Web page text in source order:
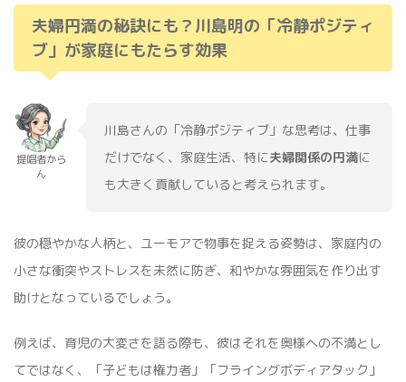
夫婦円満の秘訣にも？川島明の「冷静ポジティ
ブ」が家庭にもたらす効果
提唱者から
ん
川島さんの「冷静ポジティブ」な思考は、仕事
だけでなく、家庭生活、特に夫婦関係の円満に
も大きく貢献していると考えられます。
彼の穏やかな人柄と、ユーモアで物事を捉える姿勢は、家庭内の
小さな衝突やストレスを未然に防ぎ、和やかな雰囲気を作り出す
助けとなっているでしょう。
例えば、育児の大変さを語る際も、彼はそれを奥様への不満とし
てではなく、「子どもは権力者」「フライングボディアタック」